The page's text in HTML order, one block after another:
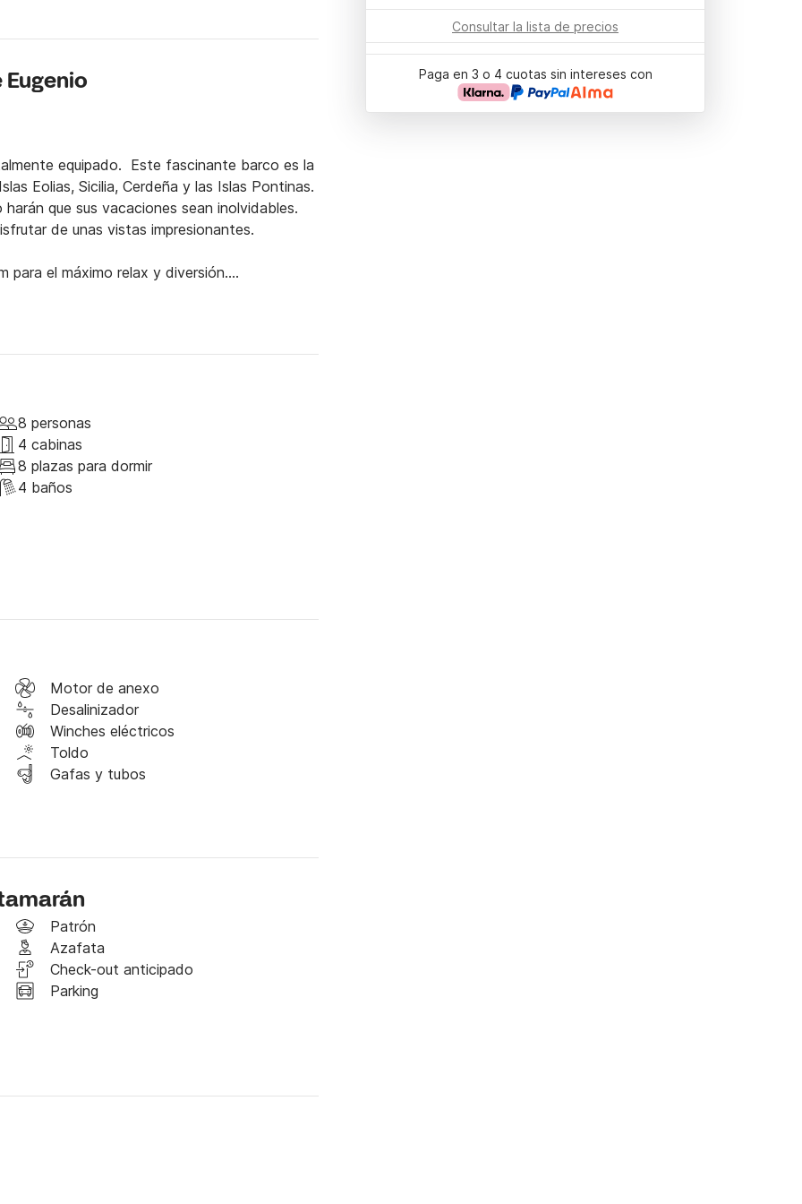
equipado.  Este fascinante barco es la
Eolias, Sicilia, Cerdeña y las Islas Pontinas.
que sus vacaciones sean inolvidables.
de unas vistas impresionantes.
para el máximo relax y diversión.
amigos.
y de un camarote con baño privado
se ofrecerán cuatro camarotes dobles, cada
invitados.
8 personas
4 cabinas
8 plazas para dormir
4 baños
Motor de anexo
Desalinizador
Winches eléctricos
Toldo
Gafas y tubos
Patrón
Azafata
Check-out anticipado
Parking
Consultar la lista de precios
Paga en 3 o 4 cuotas sin intereses con